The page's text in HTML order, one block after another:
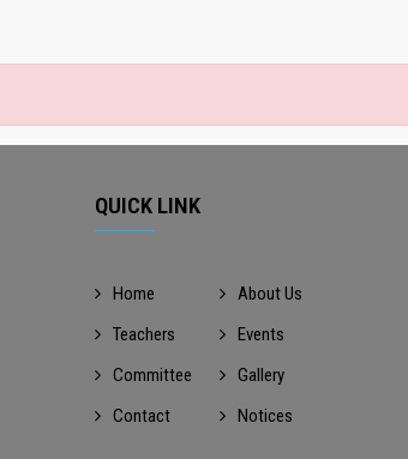
QUICK LINK
Home
About Us
Teachers
Events
Committee
Gallery
Contact
Notices